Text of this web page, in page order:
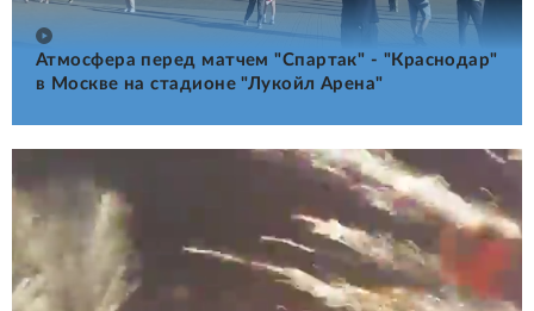
Атмосфера перед матчем "Спартак" - "Краснодар"
в Москве на стадионе "Лукойл Арена"